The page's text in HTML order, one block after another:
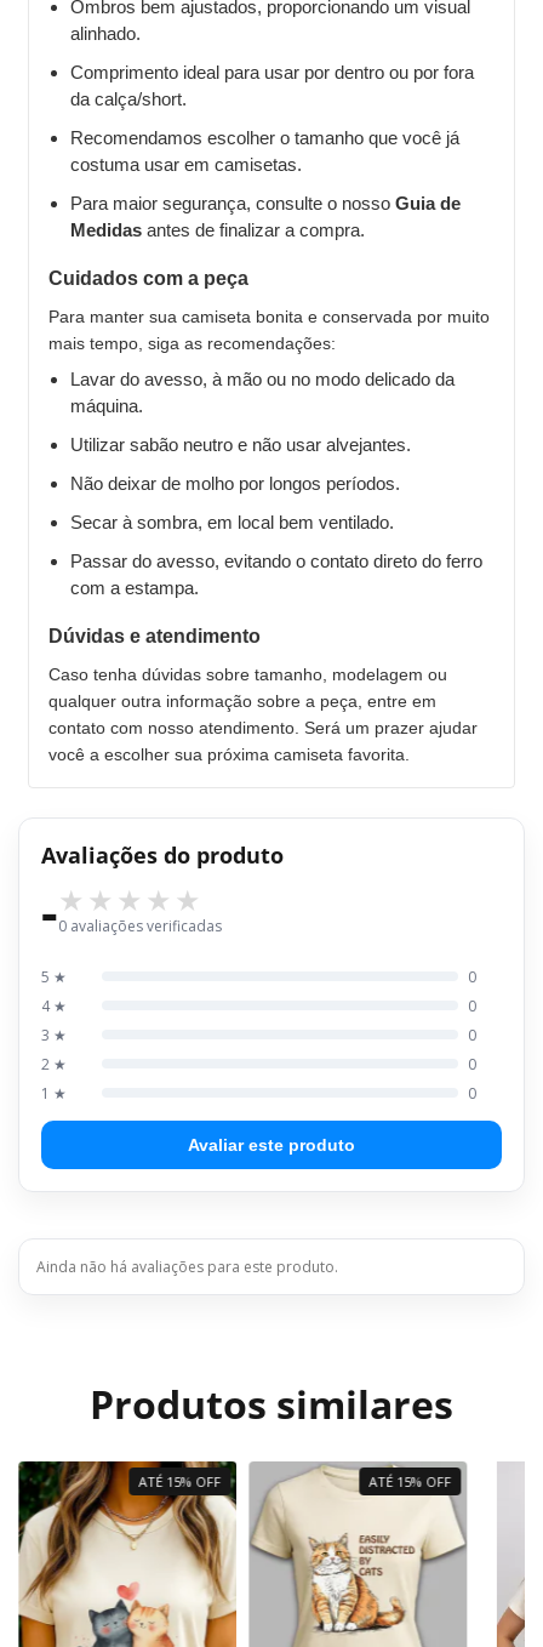
Ombros bem ajustados, proporcionando um visual
alinhado.
Comprimento ideal para usar por dentro ou por fora
da calça/short.
Recomendamos escolher o tamanho que você já
costuma usar em camisetas.
Para maior segurança, consulte o nosso Guia de
Medidas antes de finalizar a compra.
Cuidados com a peça
Para manter sua camiseta bonita e conservada por muito
mais tempo, siga as recomendações:
Lavar do avesso, à mão ou no modo delicado da
máquina.
Utilizar sabão neutro e não usar alvejantes.
Não deixar de molho por longos períodos.
Secar à sombra, em local bem ventilado.
Passar do avesso, evitando o contato direto do ferro
com a estampa.
Dúvidas e atendimento
Caso tenha dúvidas sobre tamanho, modelagem ou
qualquer outra informação sobre a peça, entre em
contato com nosso atendimento. Será um prazer ajudar
você a escolher sua próxima camiseta favorita.
Avaliações do produto
-0 avaliações verificadas
5 ★
0
4 ★
0
3 ★
0
2 ★
0
1 ★
0
Avaliar este produto
Ainda não há avaliações para este produto.
Produtos similares
ATÉ 15% OFF ATÉ 15% OFF